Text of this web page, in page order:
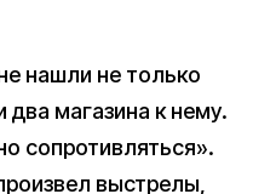
нашли не только
два магазина к нему.
сопротивляться».
выстрелы,